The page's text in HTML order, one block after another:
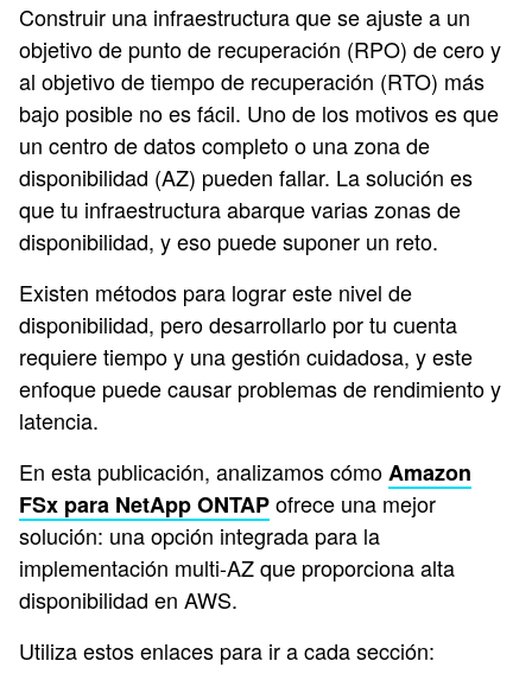
Construir una infraestructura que se ajuste a un
objetivo de punto de recuperación (RPO) de cero y
al objetivo de tiempo de recuperación (RTO) más
bajo posible no es fácil. Uno de los motivos es que
un centro de datos completo o una zona de
disponibilidad (AZ) pueden fallar. La solución es
que tu infraestructura abarque varias zonas de
disponibilidad, y eso puede suponer un reto.
Existen métodos para lograr este nivel de
disponibilidad, pero desarrollarlo por tu cuenta
requiere tiempo y una gestión cuidadosa, y este
enfoque puede causar problemas de rendimiento y
latencia.
En esta publicación, analizamos cómoAmazon
FSx para NetApp ONTAPofrece una mejor
solución: una opción integrada para la
implementación multi-AZ que proporciona alta
disponibilidad en AWS.
Utiliza estos enlaces para ir a cada sección: